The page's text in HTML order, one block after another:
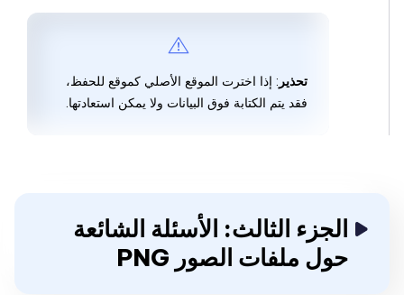
تحذير : إذا اخترت الموقع الأصلي كموقع للحفظ،
فقد يتم الكتابة فوق البيانات ولا يمكن استعادتها.
الجزء الثالث: الأسئلة الشائعة
حول ملفات الصور PNG